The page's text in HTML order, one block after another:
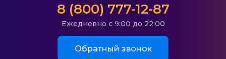
8 (800) 777-12-87
Ежедневно с 9:00 до 22:00
Обратный звонок